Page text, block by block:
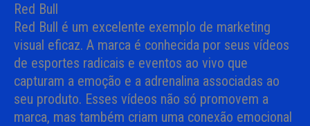
Red Bull
Red Bull é um excelente exemplo de marketing
visual eficaz. A marca é conhecida por seus vídeos
de esportes radicais e eventos ao vivo que
capturam a emoção e a adrenalina associadas ao
seu produto. Esses vídeos não só promovem a
marca, mas também criam uma conexão emocional